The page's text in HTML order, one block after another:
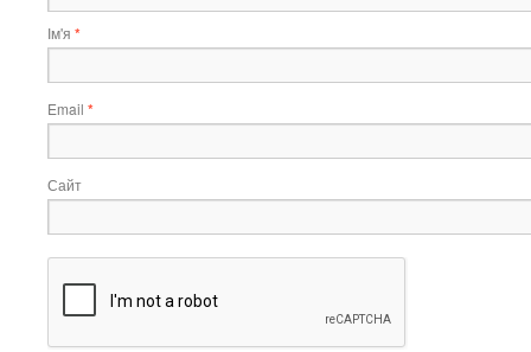
Ім'я *
Email *
Сайт